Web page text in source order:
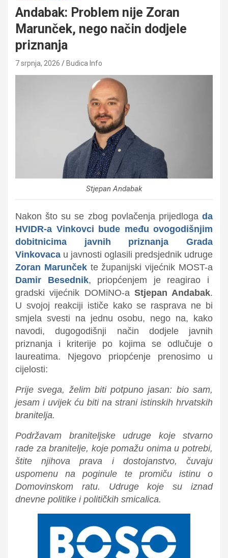
Andabak: Problem nije Zoran
Marunček, nego način dodjele
priznanja
7 srpnja, 2026 Budica Info
Stjepan Andabak
Nakon što su se zbog povlačenja prijedloga da
HVIDR-a Vinkovci bude među ovogodišnjim
dobitnicima javnih priznanja Grada
Vinkovaca u javnosti oglasili predsjednik udruge
Zoran Marunčekte županijski vijećnik MOST-a
Damir Besednik, priopćenjem je reagirao i
gradski vijećnik DOMiNO-a Stjepan Andabak.
U svojoj reakciji ističe kako se rasprava ne bi
smjela svesti na jednu osobu, nego na, kako
navodi, dugogodišnji način dodjele javnih
priznanja i kriterije po kojima se odlučuje o
laureatima. Njegovo priopćenje prenosimo u
cijelosti:
Prije svega, želim biti potpuno jasan: bio sam,
jesam i uvijek ću biti na strani istinskih hrvatskih
branitelja.
Podržavam braniteljske udruge koje stvarno
rade za branitelje, koje pomažu onima u potrebi,
štite njihova prava i dostojanstvo, čuvaju
uspomenu na poginule te promiču istinu o
Domovinskom ratu. Udruge koje su iznad
dnevne politike i političkih smicalica.